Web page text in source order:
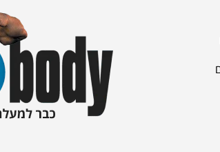
גופיית כושר